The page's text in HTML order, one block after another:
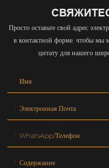
Просто оставьте свой адрес
в контактной форме, чтобы мы
цитату для нашего
Имя
Электронная Почта
WhatsApp/телефон
Содержание